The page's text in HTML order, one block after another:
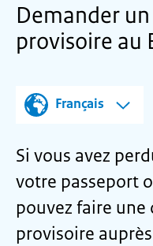
Demander
provisoire au
Français
Si vous avez
votre passeport
pouvez faire
provisoire